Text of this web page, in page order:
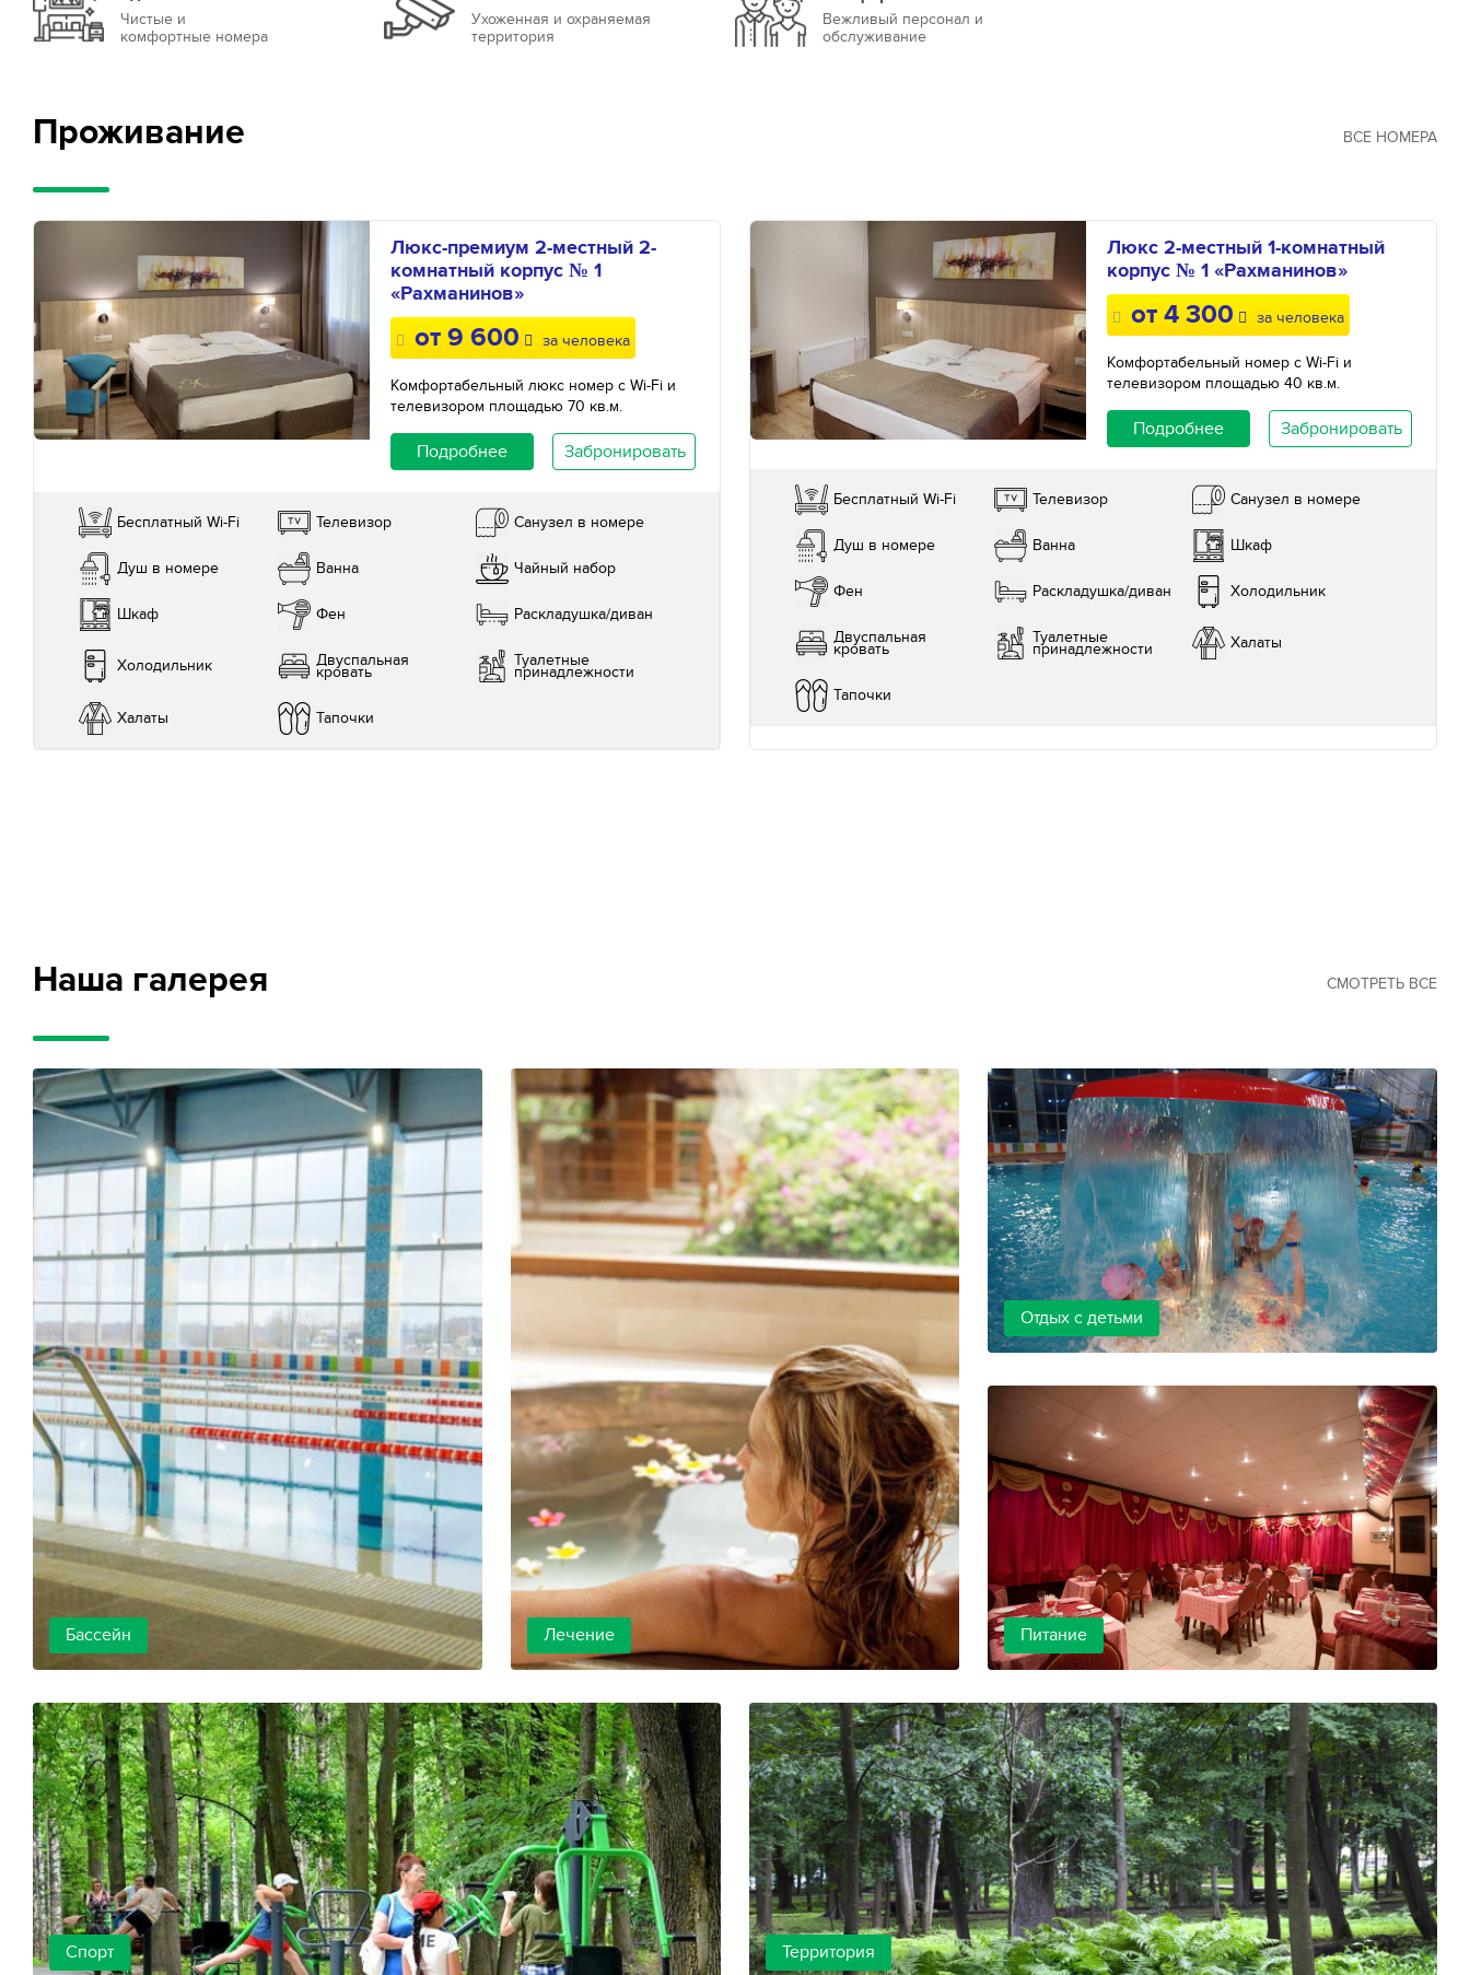
Чистые и
комфортные номера
Ухоженная и охраняемая
территория
Вежливый персонал и
обслуживание
Проживание ВСЕ НОМЕРА
Люкс-премиум 2-местный 2-
комнатный корпус № 1
«Рахманинов»
от 9 600 за человека
Комфортабельный люкс номер с Wi-Fi и
телевизором площадью 70 кв.м.
Подробнее Забронировать
Бесплатный Wi-Fi Телевизор Санузел в номере
Душ в номере Ванна Чайный набор
Шкаф Фен Раскладушка/диван
Холодильник Двуспальная
кровать
Туалетные
принадлежности
Халаты Тапочки
Люкс 2-местный 1-комнатный
корпус № 1 «Рахманинов»
от 4 300 за человека
Комфортабельный номер с Wi-Fi и
телевизором площадью 40 кв.м.
Подробнее Забронировать
Бесплатный Wi-Fi Телевизор Санузел в номере
Душ в номере Ванна Шкаф
Фен Раскладушка/диван Холодильник
Двуспальная
кровать
Туалетные
принадлежности Халаты
Тапочки
Наша галерея СМОТРЕТЬ ВСЕ
Бассейн Лечение
Отдых с детьми
Питание
Спорт Территория